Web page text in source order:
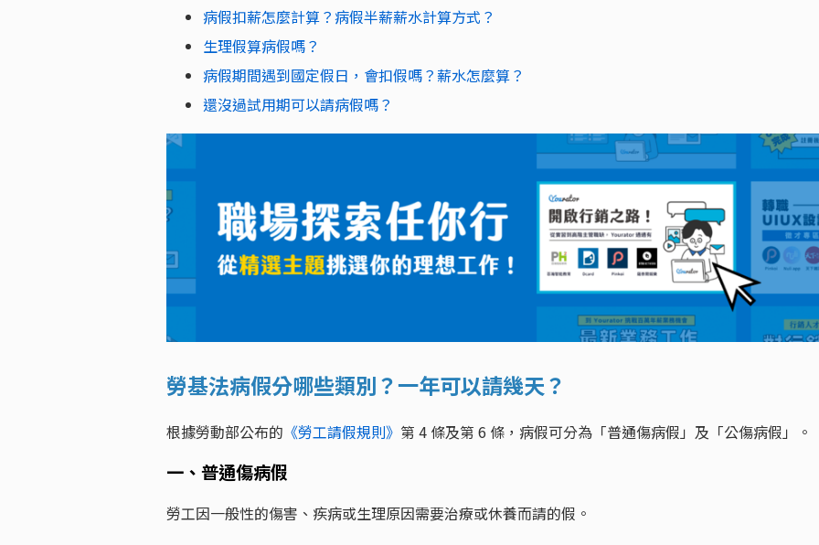
病假扣薪怎麼計算？病假半薪薪水計算方式？
生理假算病假嗎？
病假期間遇到國定假日，會扣假嗎？薪水怎麼算？
還沒過試用期可以請病假嗎？
勞基法病假分哪些類別？一年可以請幾天？
根據勞動部公布的 《勞工請假規則》 第 4 條及第 6 條，病假可分為「普通傷病假」及「公傷病假」。
一、普通傷病假
勞工因一般性的傷害、疾病或生理原因需要治療或休養而請的假。